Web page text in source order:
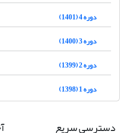
دوره 4 (1401)
دوره 3 (1400)
دوره 2 (1399)
دوره 1 (1398)
دسترسی سریع